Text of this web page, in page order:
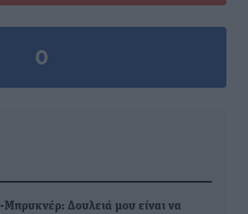
0
Δουλειά μου είναι να